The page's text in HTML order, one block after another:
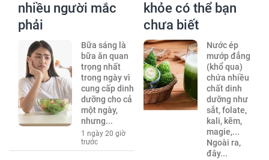
nhiều người mắc
phải
Bữa sáng là
bữa ăn quan
trọng nhất
trong ngày vì
cung cấp dinh
dưỡng cho cả
một ngày,
nhưng...
1 ngày 20 giờ
trước
khỏe có thể bạn
chưa biết
Nước ép
mướp đắng
(khổ qua)
chứa nhiều
chất dinh
dưỡng như
sắt, folate,
kali, kẽm,
magie,...
Ngoài ra,
đây...